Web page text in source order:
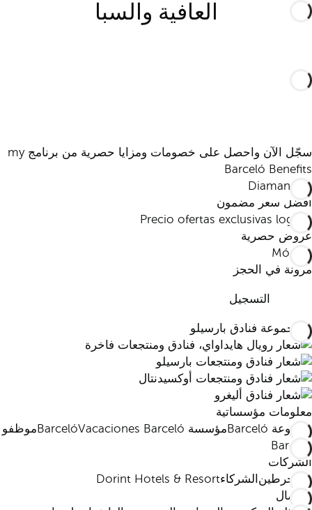
العافية والسبا
سجّل الآن واحصل على خصومات ومزايا حصرية من برنامج my
Barceló Benefits
أفضل سعر مضمون
عروض حصرية
مرونة في الحجز
التسجيل
معلومات مؤسساتية
مجموعة Barceló
مؤسسة Barceló Vacaciones Barceló
موظفو
Barceló
الشركات
المنخرطين الشركاءDorint Hotels & Resort
الاتصال